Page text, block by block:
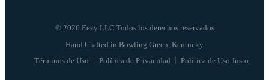
© 2026 Eezy LLC Todos los derechos reservados
Términos de Uso Política de Privacidad Política de Uso Justo